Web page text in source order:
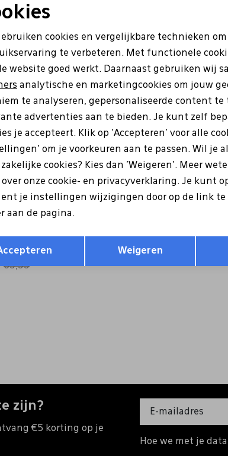
69,95
69,99
zijn?
€5 korting op je
Hoe we met je
cookies
cookies Marketing
Terug
cookies en vergelijkbare technieken om
te verbeteren. Met functionele
website goed werkt. Daarnaast gebruiken wij
analytische en marketingcookies om jouw
te analyseren, gepersonaliseerde content te
advertenties aan te bieden. Je kunt zelf
je accepteert. Klik op 'Accepteren' voor alle
om je voorkeuren aan te passen. Wil je
cookies? Kies dan 'Weigeren'. Meer
over onze cookie- en privacyverklaring. Je kunt
je instellingen wijzigingen door op de link te
aan de pagina.
Weigeren